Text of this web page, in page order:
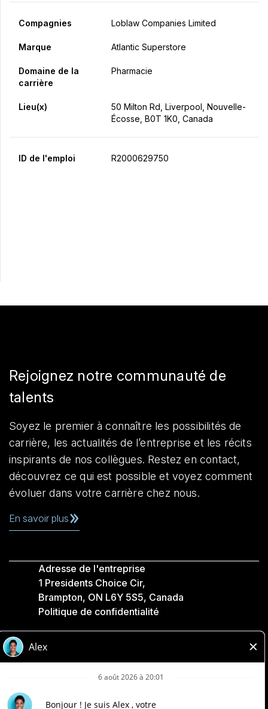
Compagnies Loblaw Companies Limited
Marque Atlantic Superstore
Domaine de la
carrière
Pharmacie
Lieu(x)
50 Milton Rd, Liverpool, Nouvelle-
Écosse, B0T 1K0, Canada
ID de l'emploi R2000629750
Rejoignez notre communauté de
talents
Soyez le premier à connaître les possibilités de
carrière, les actualités de l’entreprise et les récits
inspirants de nos collègues. Restez en contact,
découvrez ce qui est possible et voyez comment
évoluer dans votre carrière chez nous.
En savoir plus
Adresse de l'entreprise
1 Presidents Choice Cir,
Brampton, ON L6Y 5S5, Canada
Politique de confidentialité
Accessibilité
Compagnies Loblaw